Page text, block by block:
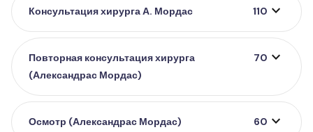
Консультация хирурга А. Мордас 110 expand_more
Повторная консультация хирурга
(Александрас Мордас)
70 expand_more
Осмотр (Александрас Мордас) 60 expand_more